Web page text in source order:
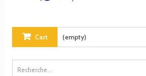
Cart (empty)